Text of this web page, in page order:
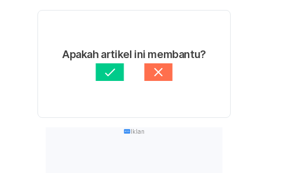
Apakah artikel ini membantu?
Iklan